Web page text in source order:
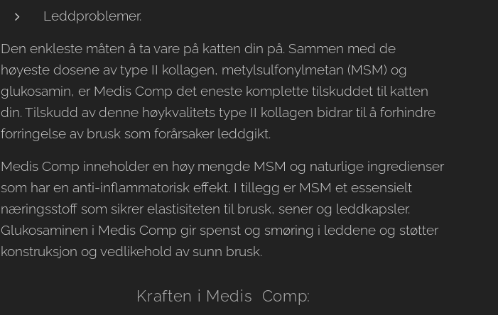
Leddproblemer.
Den enkleste måten å ta vare på katten din på. Sammen med de
høyeste dosene av type II kollagen, metylsulfonylmetan (MSM) og
glukosamin, er Medis Comp det eneste komplette tilskuddet til katten
din. Tilskudd av denne høykvalitets type II kollagen bidrar til å forhindre
forringelse av brusk som forårsaker leddgikt.
Medis Comp inneholder en høy mengde MSM og naturlige ingredienser
som har en anti-inflammatorisk effekt. I tillegg er MSM et essensielt
næringsstoff som sikrer elastisiteten til brusk, sener og leddkapsler.
Glukosaminen i Medis Comp gir spenst og smøring i leddene og støtter
konstruksjon og vedlikehold av sunn brusk.
Kraften i Medis Comp: